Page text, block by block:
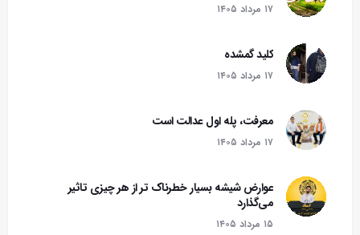
۱۷ مرداد ۱۴۰۵
کلید گمشده
۱۷ مرداد ۱۴۰۵
معرفت، پله اول عدالت است
۱۷ مرداد ۱۴۰۵
عوارض شیشه بسیار خطرناک تر از هر چیزی تاثیر
می‌گذارد
۱۵ مرداد ۱۴۰۵